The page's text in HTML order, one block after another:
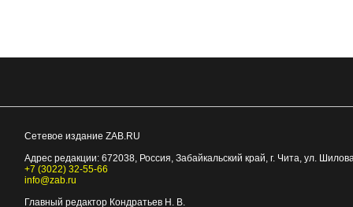
Сетевое издание ZAB.RU
Адрес редакции: 672038, Россия, Забайкальский край, г. Чита, ул.
+7 (3022) 32-55-66
info@zab.ru
Главный редактор Кондратьев Н. В.